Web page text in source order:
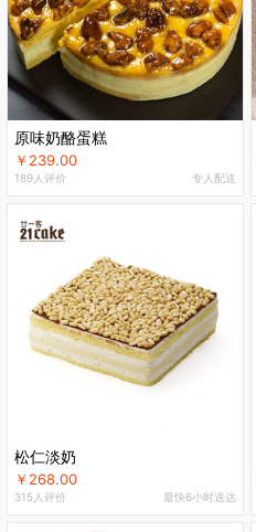
原味奶酪蛋糕
￥239.00
189人评价 专人配送
松仁淡奶
￥268.00
315人评价 最快6小时送达